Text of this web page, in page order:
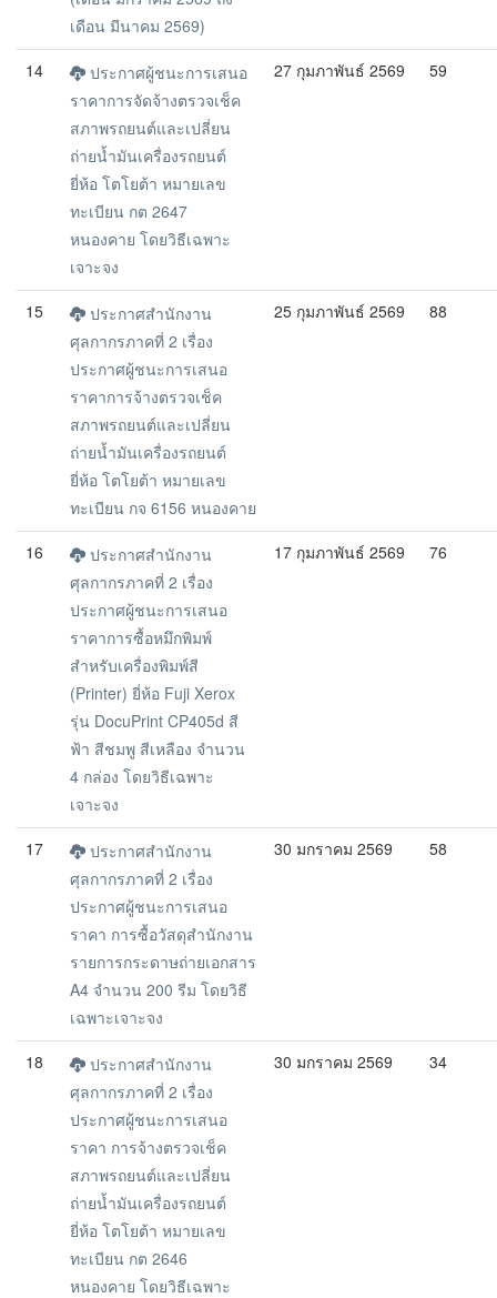
เดือน มีนาคม 2569)
14
ประกาศผู้ชนะการเสนอ
ราคาการจัดจ้างตรวจเช็ค
สภาพรถยนต์และเปลี่ยน
ถ่ายน้ำมันเครื่องรถยนต์
ยี่ห้อ โตโยต้า หมายเลข
ทะเบียน กต 2647
หนองคาย โดยวิธีเฉพาะ
เจาะจง
27 กุมภาพันธ์ 2569 59
15
ประกาศสำนักงาน
ศุลกากรภาคที่ 2 เรื่อง
ประกาศผู้ชนะการเสนอ
ราคาการจ้างตรวจเช็ค
สภาพรถยนต์และเปลี่ยน
ถ่ายน้ำมันเครื่องรถยนต์
ยี่ห้อ โตโยต้า หมายเลข
ทะเบียน กจ 6156 หนองคาย
25 กุมภาพันธ์ 2569 88
16
ประกาศสำนักงาน
ศุลกากรภาคที่ 2 เรื่อง
ประกาศผู้ชนะการเสนอ
ราคาการซื้อหมึกพิมพ์
สำหรับเครื่องพิมพ์สี
(Printer) ยี่ห้อ Fuji Xerox
รุ่น DocuPrint CP405d สี
ฟ้า สีชมพู สีเหลือง จำนวน
4 กล่อง โดยวิธีเฉพาะ
เจาะจง
17 กุมภาพันธ์ 2569 76
17
ประกาศสำนักงาน
ศุลกากรภาคที่ 2 เรื่อง
ประกาศผู้ชนะการเสนอ
ราคา การซื้อวัสดุสำนักงาน
รายการกระดาษถ่ายเอกสาร
A4 จำนวน 200 รีม โดยวิธี
เฉพาะเจาะจง
30 มกราคม 2569 58
18
ประกาศสำนักงาน
ศุลกากรภาคที่ 2 เรื่อง
ประกาศผู้ชนะการเสนอ
ราคา การจ้างตรวจเช็ค
สภาพรถยนต์และเปลี่ยน
ถ่ายน้ำมันเครื่องรถยนต์
ยี่ห้อ โตโยต้า หมายเลข
ทะเบียน กต 2646
หนองคาย โดยวิธีเฉพาะ
30 มกราคม 2569 34